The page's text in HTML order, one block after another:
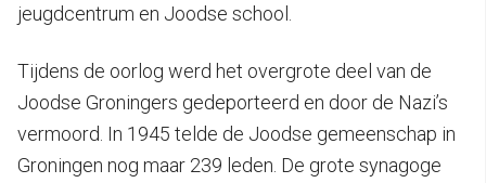
jeugdcentrum en Joodse school.
Tijdens de oorlog werd het overgrote deel van de
Joodse Groningers gedeporteerd en door de Nazi’s
vermoord. In 1945 telde de Joodse gemeenschap in
Groningen nog maar 239 leden. De grote synagoge